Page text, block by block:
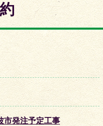
市発注予定工事
目
ス
ラ